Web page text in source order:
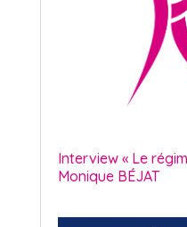
Interview « Le
Monique BÉJAT